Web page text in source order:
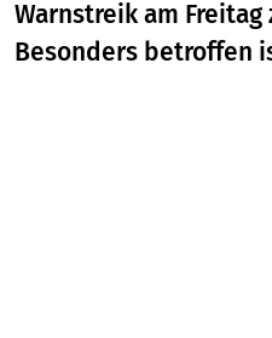
Warnstreik am
Besonders betroffen